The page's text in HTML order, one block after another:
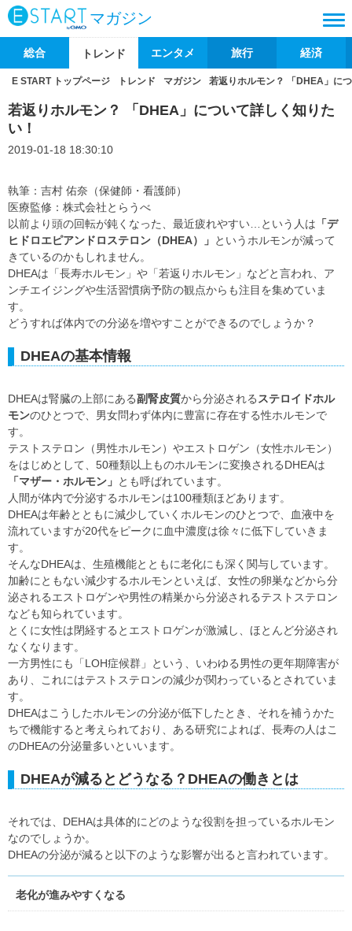
マガジン
総合 トレンド エンタメ 旅行 経済
E START トップページ トレンド マガジン 若返りホルモン？ 「DHEA」に
若返りホルモン？ 「DHEA」について詳しく知りた
い！
2019-01-18 18:30:10
執筆：吉村 佑奈（保健師・看護師）
医療監修：株式会社とらうべ
以前より頭の回転が鈍くなった、最近疲れやすい…という人は 「デ
ヒドロエピアンドロステロン（DHEA）」 というホルモンが減って
きているのかもしれません。
DHEAは「長寿ホルモン」や「若返りホルモン」などと言われ、ア
ンチエイジングや生活習慣病予防の観点からも注目を集めていま
す。
どうすれば体内での分泌を増やすことができるのでしょうか？
DHEAの基本情報
DHEAは腎臓の上部にある副腎皮質から分泌される ステロイドホル
モンのひとつで、男女問わず体内に豊富に存在する性ホルモンで
す。
テストステロン（男性ホルモン）やエストロゲン（女性ホルモン）
をはじめとして、50種類以上ものホルモンに変換されるDHEAは
「マザー・ホルモン」 とも呼ばれています。
人間が体内で分泌するホルモンは100種類ほどあります。
DHEAは年齢とともに減少していくホルモンのひとつで、血液中を
流れていますが20代をピークに血中濃度は徐々に低下していきま
す。
そんなDHEAは、生殖機能とともに老化にも深く関与しています。
加齢にともない減少するホルモンといえば、女性の卵巣などから分
泌されるエストロゲンや男性の精巣から分泌されるテストステロン
なども知られています。
とくに女性は閉経するとエストロゲンが激減し、ほとんど分泌され
なくなります。
一方男性にも「LOH症候群」という、いわゆる男性の更年期障害が
あり、これにはテストステロンの減少が関わっているとされていま
す。
DHEAはこうしたホルモンの分泌が低下したとき、それを補うかた
ちで機能すると考えられており、ある研究によれば、長寿の人はこ
のDHEAの分泌量多いといいます。
DHEAが減るとどうなる？DHEAの働きとは
それでは、DEHAは具体的にどのような役割を担っているホルモン
なのでしょうか。
DHEAの分泌が減ると以下のような影響が出ると言われています。
老化が進みやすくなる